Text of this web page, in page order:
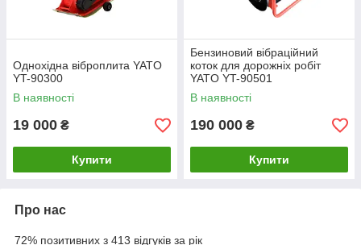
Однохідна віброплита YATO
YT-90300
В наявності
19 000 ₴
Купити
Бензиновий вібраційний
коток для дорожніх робіт
YATO YT-90501
В наявності
190 000 ₴
Купити
Про нас
72% позитивних з 413 відгуків за рік